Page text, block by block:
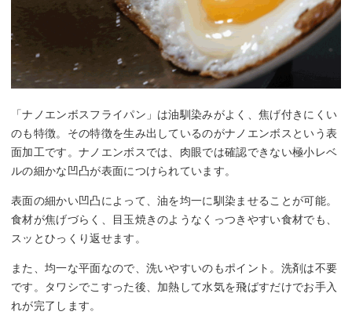
「ナノエンボスフライパン」は油馴染みがよく、焦げ付きにくい
のも特徴。その特徴を生み出しているのがナノエンボスという表
面加工です。ナノエンボスでは、肉眼では確認できない極小レベ
ルの細かな凹凸が表面につけられています。
表面の細かい凹凸によって、油を均一に馴染ませることが可能。
食材が焦げづらく、目玉焼きのようなくっつきやすい食材でも、
スッとひっくり返せます。
また、均一な平面なので、洗いやすいのもポイント。洗剤は不要
です。タワシでこすった後、加熱して水気を飛ばすだけでお手入
れが完了します。